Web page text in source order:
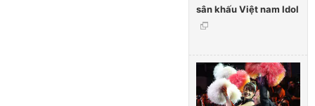
sân khấu Việt nam Idol